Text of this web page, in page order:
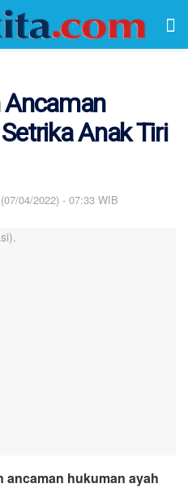
Ancaman
Anak Tiri
04/2022) - 07:33 WIB
ancaman hukuman ayah